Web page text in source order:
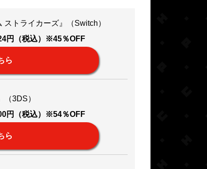
トライカーズ』（Switch）
円（税込）※45％OFF
ら
（3DS）
円（税込）※54％OFF
ら